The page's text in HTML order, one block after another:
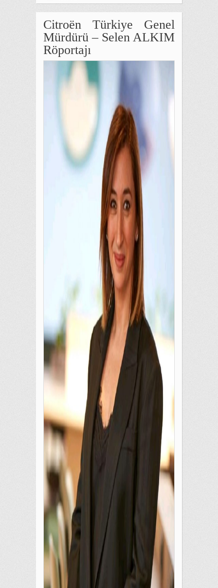
Citroën Türkiye Genel
Mürdürü – Selen ALKIM
Röportajı